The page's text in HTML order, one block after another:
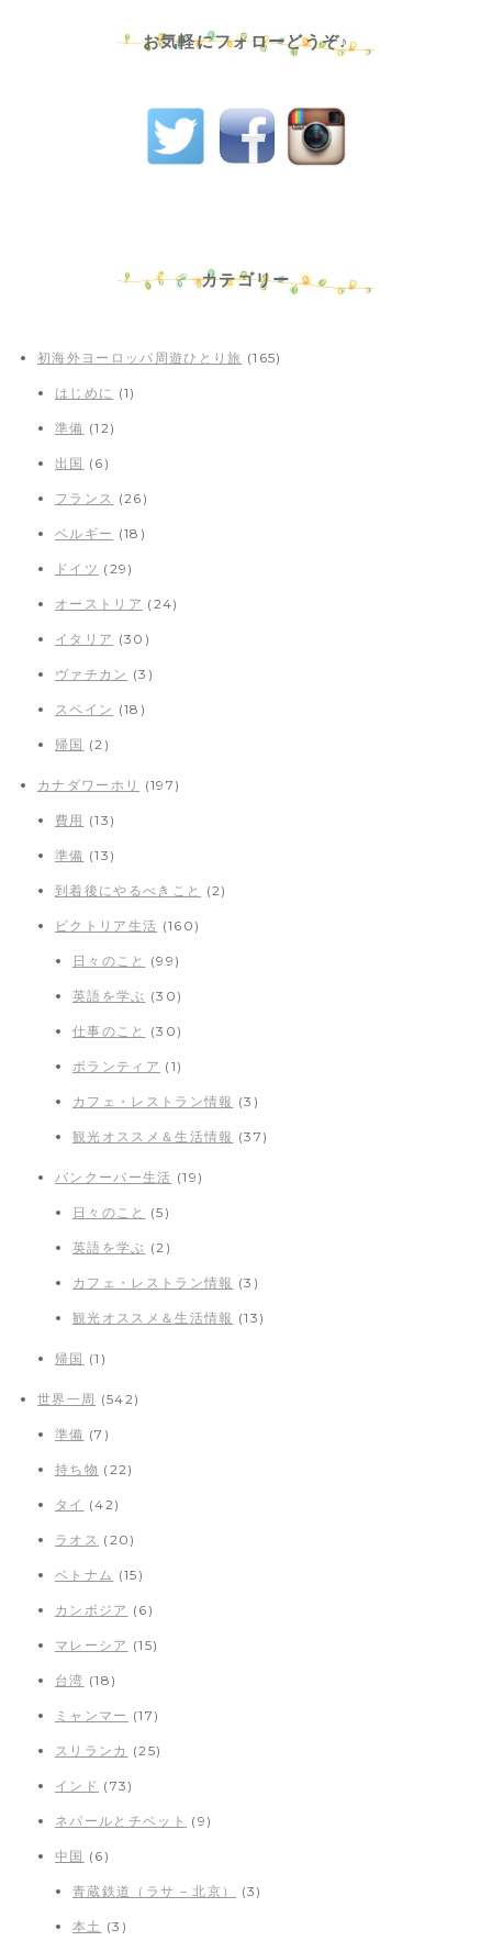
お気軽にフォローどうぞ♪
カテゴリー
初海外ヨーロッパ周遊ひとり旅 (165)
はじめに (1)
準備 (12)
出国 (6)
フランス (26)
ベルギー (18)
ドイツ (29)
オーストリア (24)
イタリア (30)
ヴァチカン (3)
スペイン (18)
帰国 (2)
カナダワーホリ (197)
費用 (13)
準備 (13)
到着後にやるべきこと (2)
ビクトリア生活 (160)
日々のこと (99)
英語を学ぶ (30)
仕事のこと (30)
ボランティア (1)
カフェ・レストラン情報 (3)
観光オススメ＆生活情報 (37)
バンクーバー生活 (19)
日々のこと (5)
英語を学ぶ (2)
カフェ・レストラン情報 (3)
観光オススメ＆生活情報 (13)
帰国 (1)
世界一周 (542)
準備 (7)
持ち物 (22)
タイ (42)
ラオス (20)
ベトナム (15)
カンボジア (6)
マレーシア (15)
台湾 (18)
ミャンマー (17)
スリランカ (25)
インド (73)
ネパールとチベット (9)
中国 (6)
青蔵鉄道（ラサ – 北京） (3)
本土 (3)